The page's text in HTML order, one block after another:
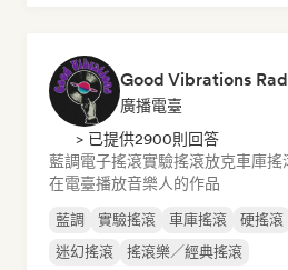
Good Vibrations
廣播電臺
> 已提供2900則回答
藍調電子搖滾實驗搖滾放克車庫搖
在電臺播放音樂人的作品
藍調 實驗搖滾 車庫搖滾 硬搖滾
迷幻搖滾
搖滾樂／經典搖滾